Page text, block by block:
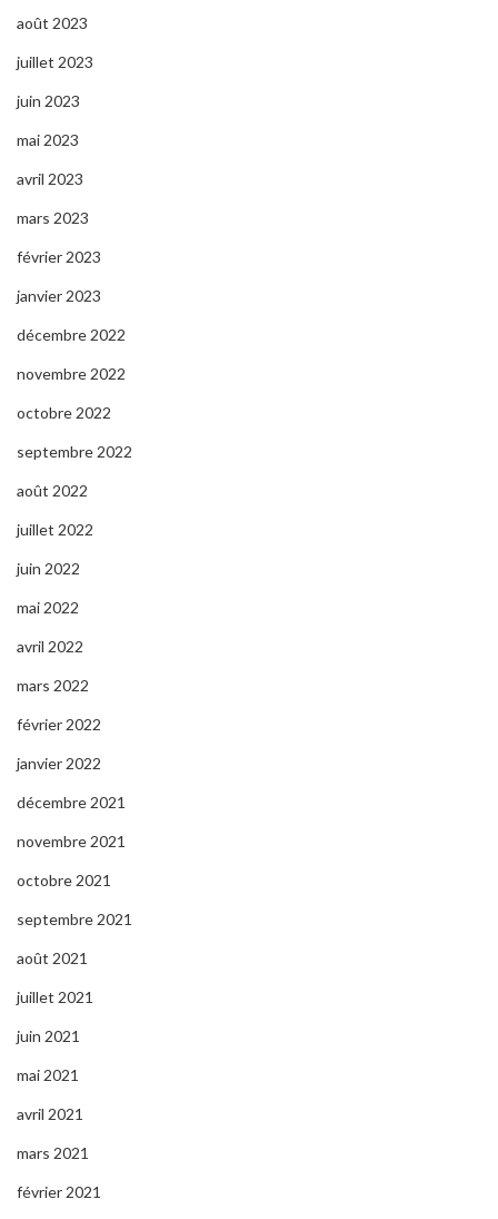
août 2023
juillet 2023
juin 2023
mai 2023
avril 2023
mars 2023
février 2023
janvier 2023
décembre 2022
novembre 2022
octobre 2022
septembre 2022
août 2022
juillet 2022
juin 2022
mai 2022
avril 2022
mars 2022
février 2022
janvier 2022
décembre 2021
novembre 2021
octobre 2021
septembre 2021
août 2021
juillet 2021
juin 2021
mai 2021
avril 2021
mars 2021
février 2021